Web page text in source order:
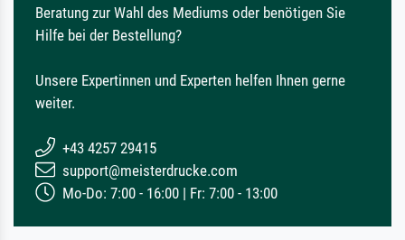
Beratung zur Wahl des Mediums oder benötigen Sie
Hilfe bei der Bestellung?
Unsere Expertinnen und Experten helfen Ihnen gerne
weiter.
+43 4257 29415
support@meisterdrucke.com
Mo-Do: 7:00 - 16:00 | Fr: 7:00 - 13:00